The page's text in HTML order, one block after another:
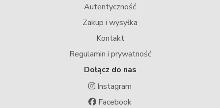
Autentyczność
Zakup i wysyłka
Kontakt
Regulamin i prywatność
Dołącz do nas
Instagram
Facebook